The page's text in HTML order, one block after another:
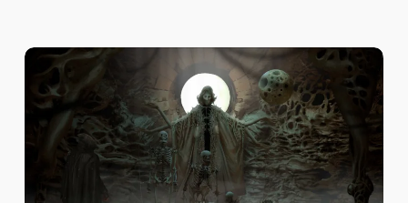
Review
Tormentum